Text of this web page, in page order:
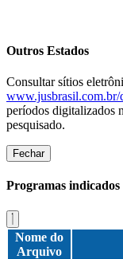
Outros Estados
Consultar sítios
www.jusbrasil.com.br/
períodos digitalizados
pesquisado.
Fechar
Programas
Nome do
Arquivo